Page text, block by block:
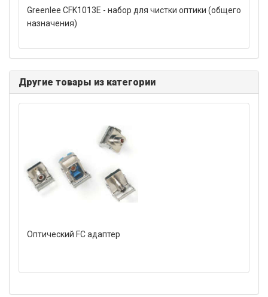
Greenlee CFK1013E - набор для чистки оптики (общего
назначения)
Другие товары из категории
Оптический FC адаптер